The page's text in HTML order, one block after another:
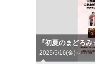
『初夏のまどろ
2025/5/16(金)～